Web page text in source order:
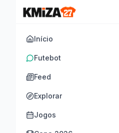
Início
Futebot
Feed
Explorar
Jogos